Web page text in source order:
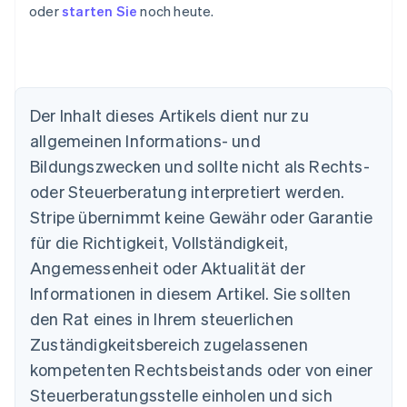
oderstarten Sie noch heute.
Der Inhalt dieses Artikels dient nur zu
allgemeinen Informations- und
Bildungszwecken und sollte nicht als Rechts-
oder Steuerberatung interpretiert werden.
Stripe übernimmt keine Gewähr oder Garantie
für die Richtigkeit, Vollständigkeit,
Angemessenheit oder Aktualität der
Informationen in diesem Artikel. Sie sollten
den Rat eines in Ihrem steuerlichen
Zuständigkeitsbereich zugelassenen
kompetenten Rechtsbeistands oder von einer
Steuerberatungsstelle einholen und sich
Australien
English
Belgien
Brasilien
PortuguêsEnglish
Bulgarien
English
Dänemark
English
DeutschEnglish
Estland
English
Festlandchina
简体中文English